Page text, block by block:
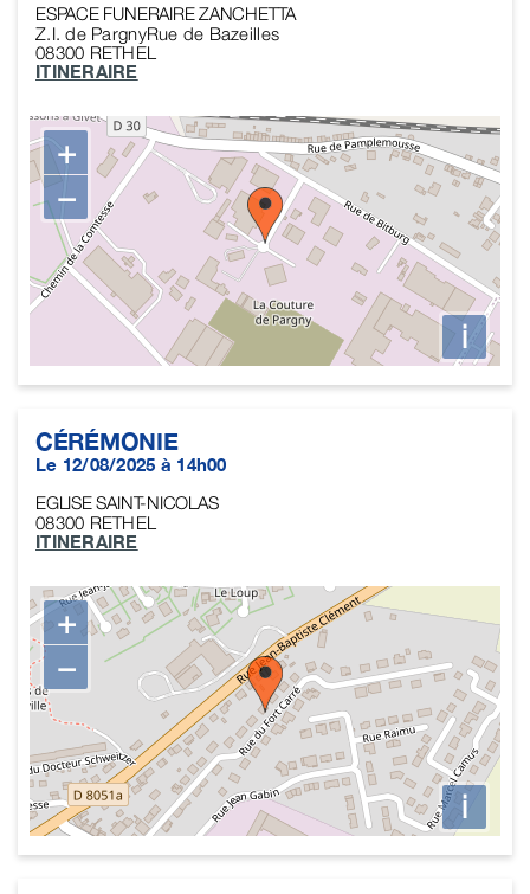
ESPACE FUNERAIRE ZANCHETTA
Z.I. de PargnyRue de Bazeilles
08300 RETHEL
ITINERAIRE
+
−
i
CÉRÉMONIE
Le 12/08/2025 à 14h00
EGLISE SAINT-NICOLAS
08300 RETHEL
ITINERAIRE
+
−
i